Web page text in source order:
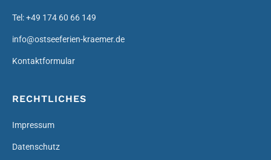
Tel: +49 174 60 66 149
info@ostseeferien-kraemer.de
Kontaktformular
RECHTLICHES
Impressum
Datenschutz